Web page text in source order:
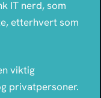
IT nerd, som
etterhvert som
viktig
privatpersoner.